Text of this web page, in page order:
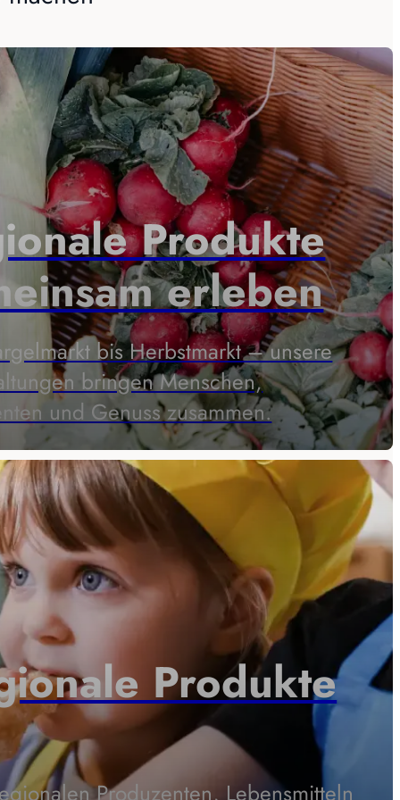
Produkte
Produzenten, Lebensmitteln
Produkte
erleben
bis Herbstmarkt – unsere
bringen Menschen,
und Genuss zusammen.